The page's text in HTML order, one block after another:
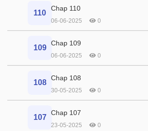
110
Chap 110
06-06-2025 0
109
Chap 109
06-06-2025 0
108
Chap 108
30-05-2025 0
107
Chap 107
23-05-2025 0